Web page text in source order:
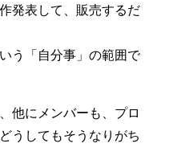
発表して、販売するだ
う「自分事」の範囲で
他にメンバーも、プロ
うしてもそうなりがち